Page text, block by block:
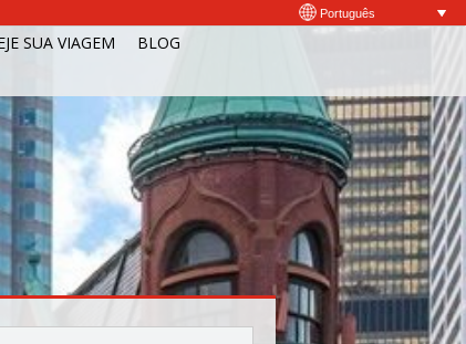
Português
SUA VIAGEM BLOG